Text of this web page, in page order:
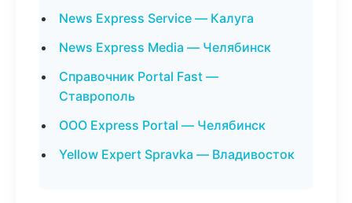
News Express Service — Калуга
News Express Media — Челябинск
Справочник Portal Fast —
Ставрополь
ООО Express Portal — Челябинск
Yellow Expert Spravka — Владивосток